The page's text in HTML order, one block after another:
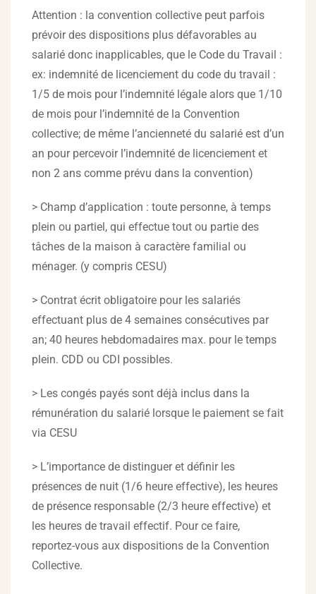
Attention : la convention collective peut parfois
prévoir des dispositions plus défavorables au
salarié donc inapplicables, que le Code du Travail :
ex: indemnité de licenciement du code du travail :
1/5 de mois pour l’indemnité légale alors que 1/10
de mois pour l’indemnité de la Convention
collective; de même l’ancienneté du salarié est d’un
an pour percevoir l’indemnité de licenciement et
non 2 ans comme prévu dans la convention)
> Champ d’application : toute personne, à temps
plein ou partiel, qui effectue tout ou partie des
tâches de la maison à caractère familial ou
ménager. (y compris CESU)
> Contrat écrit obligatoire pour les salariés
effectuant plus de 4 semaines consécutives par
an; 40 heures hebdomadaires max. pour le temps
plein. CDD ou CDI possibles.
> Les congés payés sont déjà inclus dans la
rémunération du salarié lorsque le paiement se fait
via CESU
> L’importance de distinguer et définir les
présences de nuit (1/6 heure effective), les heures
de présence responsable (2/3 heure effective) et
les heures de travail effectif. Pour ce faire,
reportez-vous aux dispositions de la Convention
Collective.